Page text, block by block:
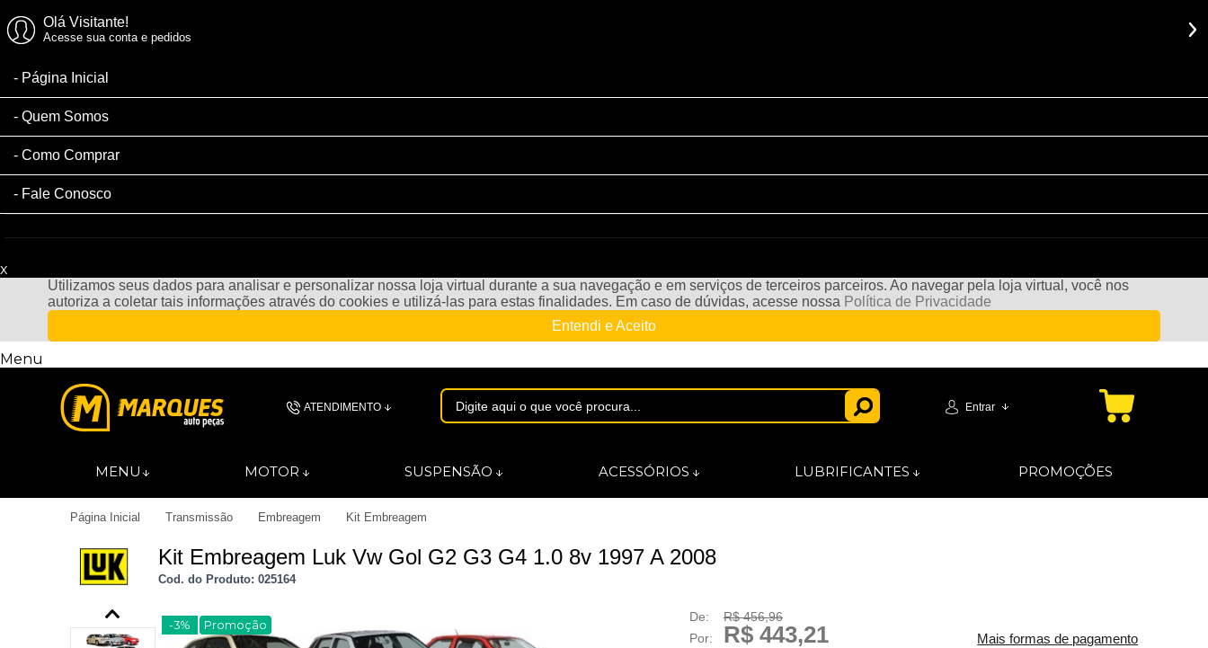
Olá Visitante!
Acesse sua conta e pedidos
Página Inicial
Quem Somos
Como Comprar
Fale Conosco
x
Utilizamos seus dados para analisar e personalizar nossa loja virtual durante a sua navegação e em serviços de terceiros parceiros. Ao navegar pela loja virtual, você nos
autoriza a coletar tais informações através do cookies e utilizá-las para estas finalidades. Em caso de dúvidas, acesse nossa Política de Privacidade
Entendi e Aceito
Menu
ATENDIMENTO Entrar
MENU MOTOR SUSPENSÃO ACESSÓRIOS LUBRIFICANTES PROMOÇÕES
Página Inicial Transmissão Embreagem Kit Embreagem
Kit Embreagem Luk Vw Gol G2 G3 G4 1.0 8v 1997 A 2008
Cod. do Produto: 025164
-3% Promoção
De:
R$ 456,96
Por:
R$ 443,21 Mais formas de pagamento